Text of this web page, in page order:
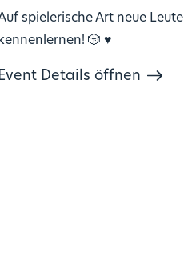
spielerische Art neue Leute
kennenlernen! 🎲 ♥️
Event Details öffnen